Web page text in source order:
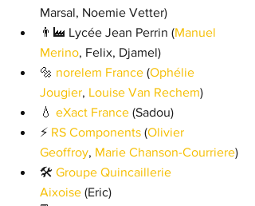
Marsal, Noemie Vetter)
👨‍🏭 Lycée Jean Perrin (Manuel
Merino, Felix, Djamel)
🔩 norelem France (Ophélie
Jougier, Louise Van Rechem)
💧 eXact France (Sadou)
⚡ RS Components (Olivier
Geoffroy, Marie Chanson-Courriere)
🛠 Groupe Quincaillerie
Aixoise (Eric)